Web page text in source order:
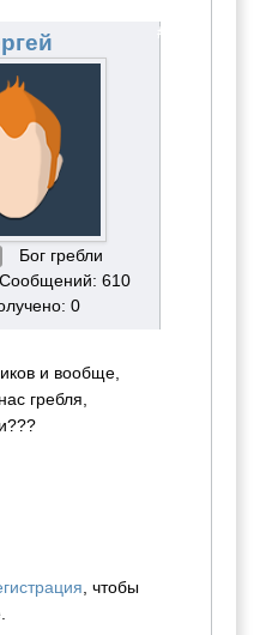
#2648
Бог гребли
Сообщений: 610
0
и вообще,
гребля,
, чтобы